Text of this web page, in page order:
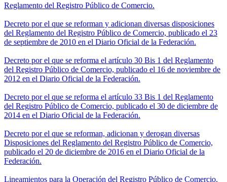
Reglamento del Registro Público de Comercio.
Decreto por el que se reforman y adicionan diversas disposiciones
del Reglamento del Registro Público de Comercio, publicado el 23
de septiembre de 2010 en el Diario Oficial de la Federación.
Decreto por el que se reforma el artículo 30 Bis 1 del Reglamento
del Registro Público de Comercio, publicado el 16 de noviembre de
2012 en el Diario Oficial de la Federación.
Decreto por el que se reforma el artículo 33 Bis 1 del Reglamento
del Registro Público de Comercio, publicado el 30 de diciembre de
2014 en el Diario Oficial de la Federación.
Decreto por el que se reforman, adicionan y derogan diversas
Disposiciones del Reglamento del Registro Público de Comercio,
publicado el 20 de diciembre de 2016 en el Diario Oficial de la
Federación.
Lineamientos para la Operación del Registro Público de Comercio.